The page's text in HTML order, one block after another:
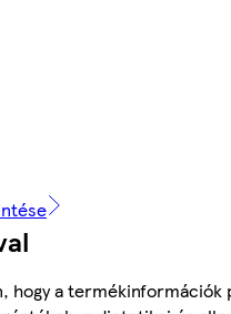
hogy a